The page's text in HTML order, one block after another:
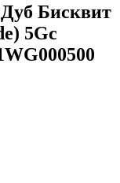
Бисквит
5Gc